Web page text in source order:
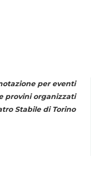
per eventi
provini organizzati
Stabile di Torino